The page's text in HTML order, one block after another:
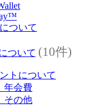
ついて
ついて (10件)
トについて
年会費
その他